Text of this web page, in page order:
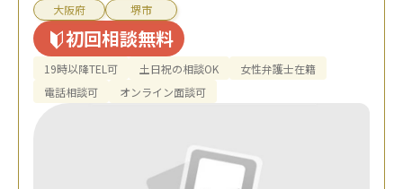
大阪府 堺市
初回相談無料
19時以降TEL可 土日祝の相談OK
女性弁護士在籍
電話相談可
オンライン面談可